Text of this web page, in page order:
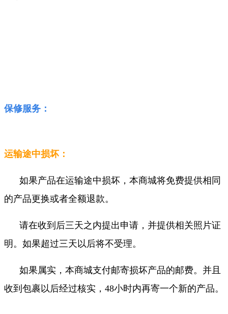
保修服务：
运输途中损坏：
如果产品在运输途中损坏，本商城将免费提供相同
的产品更换或者全额退款。
请在收到后三天之内提出申请，并提供相关照片证
明。如果超过三天以后将不受理。
如果属实，本商城支付邮寄损坏产品的邮费。并且
收到包裹以后经过核实，48小时内再寄一个新的产品。